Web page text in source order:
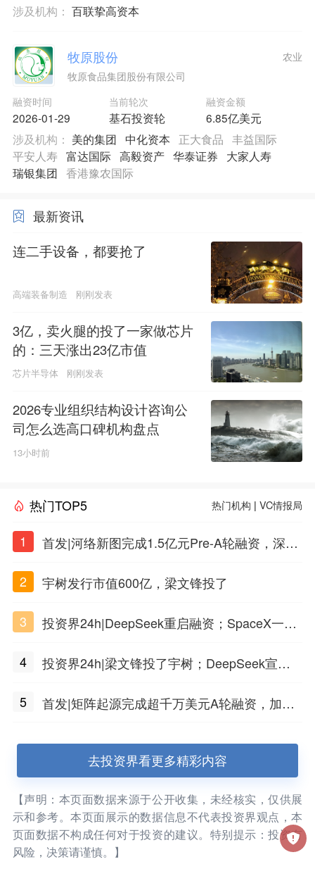
涉及机构： 百联挚高资本
牧原股份
牧原食品集团股份有限公司
融资时间
2026-01-29
当前轮次
基石投资轮
融资金额
6.85亿美元
农业
涉及机构： 美的集团 中化资本 正大食品 丰益国际
平安人寿 富达国际 高毅资产 华泰证券
大家人寿
瑞银集团 香港豫农国际
最新资讯
连二手设备，都要抢了
高端装备制造 刚刚发表
3亿，卖火腿的投了一家做芯片
的：三天涨出23亿市值
芯片半导体 刚刚发表
2026专业组织结构设计咨询公
司怎么选高口碑机构盘点
13小时前
热门TOP5 热门机构 |VC情报局
1
首发|河络新图完成1.5亿元Pre-A轮融资，深耕i
2
宇树发行市值600亿，梁文锋投了
3
投资界24h|DeepSeek重启融资；SpaceX一夜
4
投资界24h|梁文锋投了宇树；DeepSeek宣布
5
首发|矩阵起源完成超千万美元A轮融资，加速
去投资界看更多精彩内容
【声明：本页面数据来源于公开收集，未经核实，仅供展
示和参考。本页面展示的数据信息不代表投资界观点，本
页面数据不构成任何对于投资的建议。特别提示：投资有
风险，决策请谨慎。】